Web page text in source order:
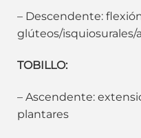
– Descendente:
glúteos/isquiosurales/
TOBILLO:
– Ascendente:
plantares